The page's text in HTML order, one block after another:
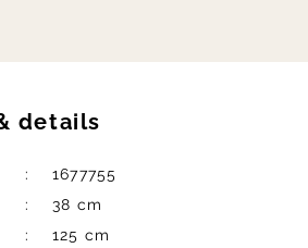
details
1677755
38 cm
125 cm